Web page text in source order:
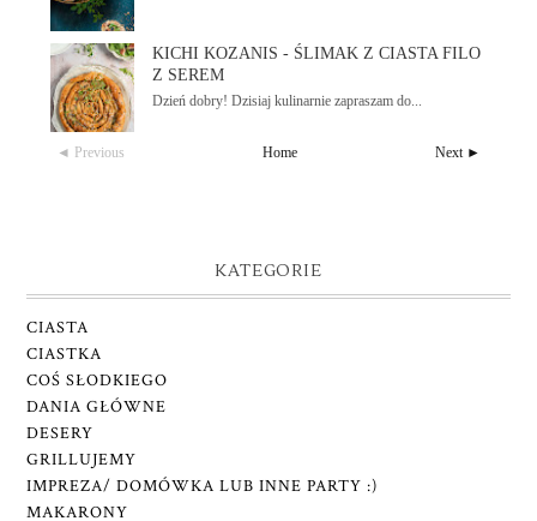
KICHI KOZANIS - ŚLIMAK Z CIASTA FILO
Z SEREM
Dzień dobry! Dzisiaj kulinarnie zapraszam do...
◄ Previous Next ►
Home
KATEGORIE
CIASTA
CIASTKA
COŚ SŁODKIEGO
DANIA GŁÓWNE
DESERY
GRILLUJEMY
IMPREZA/ DOMÓWKA LUB INNE PARTY :)
MAKARONY